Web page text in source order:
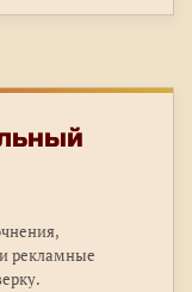
рекламные